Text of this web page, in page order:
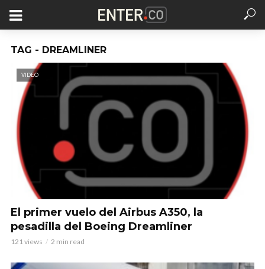
TAG - DREAMLINER
VIDEO
El primer vuelo del Airbus A350, la
pesadilla del Boeing Dreamliner
121 views 2 min read